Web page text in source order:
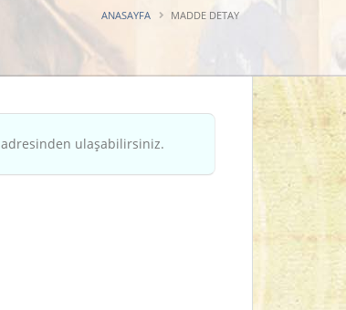
ANASAYFA MADDE DETAY
adresinden ulaşabilirsiniz.